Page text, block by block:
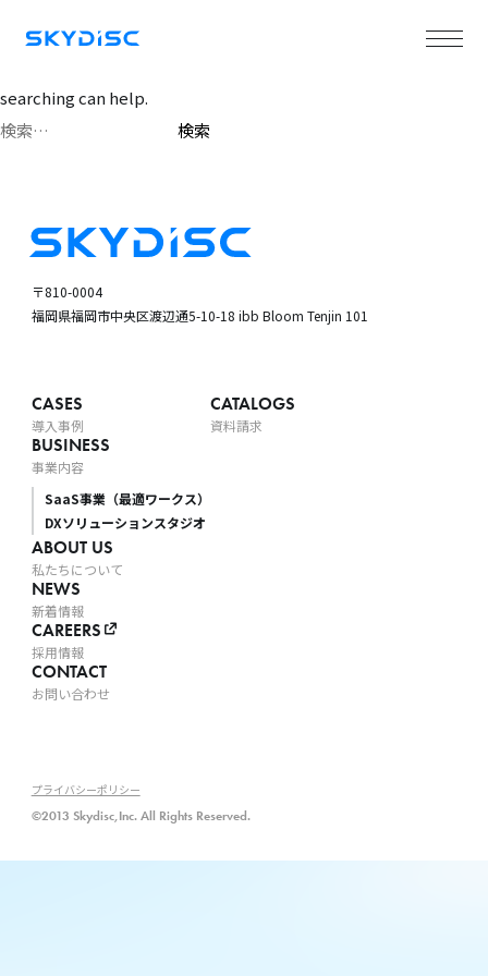
Nothing Found
searching can help.
検
〒810-0004
福岡県福岡市中央区渡辺通5-10-18 ibb Bloom Tenjin 101
CASES
導入事例
BUSINESS
事業内容
SaaS事業（最適ワークス）
DXソリューションスタジオ
ABOUT US
私たちについて
NEWS
新着情報
CAREERS
採用情報
CONTACT
お問い合わせ
CATALOGS
資料請求
プライバシーポリシー
©2013 Skydisc,Inc. All Rights Reserved.